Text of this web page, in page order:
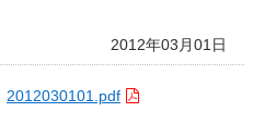
2012年03月01日
2012030101.pdf